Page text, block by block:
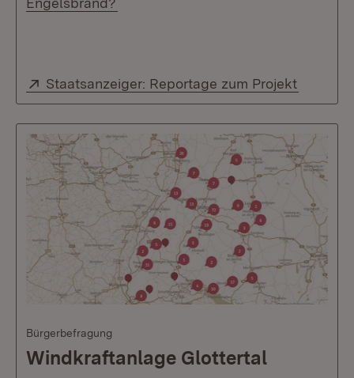
Extern:
Staatsanzeiger: Reportage zum Projekt
Bürgerbefragung
Windkraftanlage Glottertal